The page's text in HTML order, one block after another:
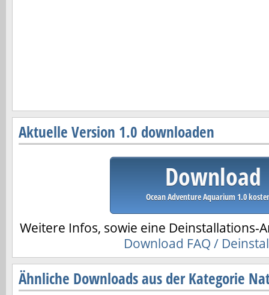
Aktuelle Version 1.0 downloaden
Download
Ocean Adventure Aquarium 1.0
Weitere Infos, sowie eine Deinstallations-
Download FAQ /
Ähnliche Downloads aus der Kategorie